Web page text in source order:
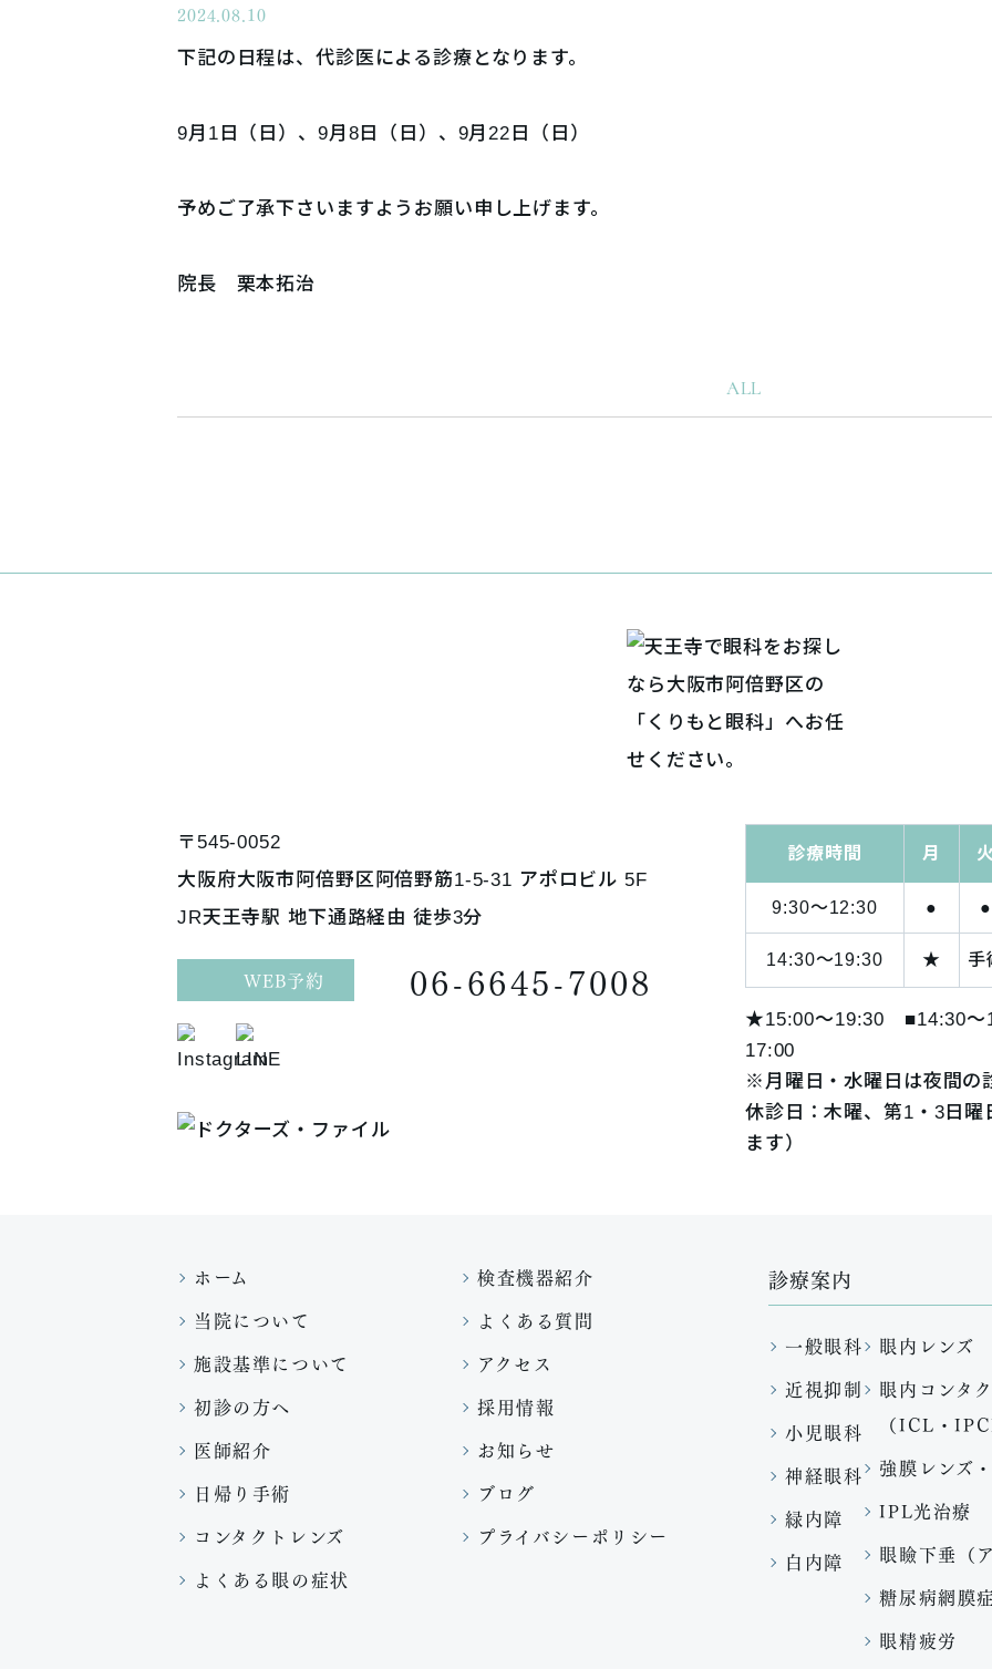
2024.08.10
下記の日程は、代診医による診療となります。
9月1日（日）、9月8日（日）、9月22日（日）
予めご了承下さいますようお願い申し上げます。
院長 栗本拓治
ALL
〒545-0052
大阪府大阪市阿倍野区阿倍野筋1-5-31 アポロビル 5F
JR天王寺駅 地下通路経由 徒歩3分
WEB予約 06-6645-7008
診療時間 月
9:30～12:30 ● ●
14:30～19:30 ★ 手
★15:00～19:30 ■14:30
17:00
※月曜日・水曜日は夜間の
休診日：木曜、第1・3日
ます）
ホーム
当院について
施設基準について
初診の方へ
医師紹介
日帰り手術
コンタクトレンズ
よくある眼の症状
検査機器紹介
よくある質問
アクセス
採用情報
お知らせ
ブログ
プライバシーポリシー
診療案内
一般眼科
近視抑制
小児眼科
神経眼科
緑内障
白内障
眼内レンズ
眼内コンタ
（ICL・
強膜レンズ
IPL光治療
眼瞼下垂（
糖尿病網膜
眼精疲労